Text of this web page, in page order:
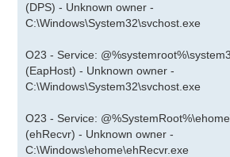
(DPS) - Unknown owner -
C:\Windows\System32\svchost.exe
O23 - Service:
(EapHost) - Unknown owner -
C:\Windows\System32\svchost.exe
O23 - Service:
(ehRecvr) - Unknown owner -
C:\Windows\ehome\ehRecvr.exe